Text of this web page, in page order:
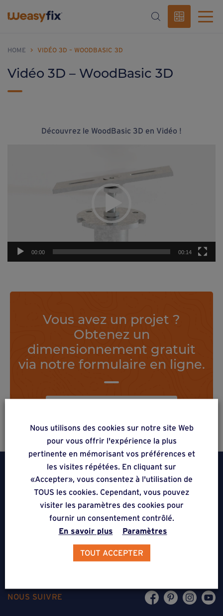
HOME > VIDÉO 3D – WOODBASIC 3D
Vidéo 3D – WoodBasic 3D
Découvrez le WoodBasic 3D en Vidéo !
00:00 00:14
Vous avez un projet ?
Obtenez un
dimensionnement gratuit
via notre formulaire en ligne.
Weasyfix SRL
5310 Noville-sur-Mehaigne
NOUS SUIVRE
Nous utilisons des cookies sur notre site Web
pour vous offrir l'expérience la plus
pertinente en mémorisant vos préférences et
les visites répétées. En cliquant sur
«Accepter», vous consentez à l'utilisation de
TOUS les cookies. Cependant, vous pouvez
visiter les paramètres des cookies pour
fournir un consentement contrôlé.
En savoir plus
Paramètres
TOUT ACCEPTER